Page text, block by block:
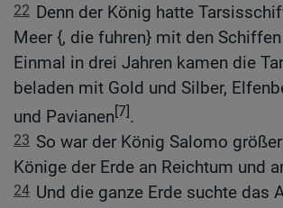
22 Denn der König hatte
Meer {, die fuhren} mit den
Einmal in drei Jahren kamen die
beladen mit Gold und Silber,
und Pavianen[7].
23 So war der König Salomo
Könige der Erde an Reichtum und
24 Und die ganze Erde suchte das